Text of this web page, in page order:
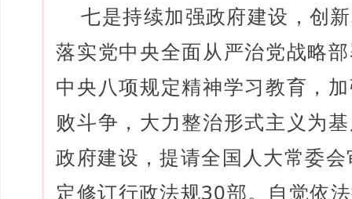
七是持续加强政府建设，创
落实党中央全面从严治党战略
中央八项规定精神学习教育，
败斗争，大力整治形式主义为
政府建设，提请全国人大常委
定修订行政法规30部。自觉依